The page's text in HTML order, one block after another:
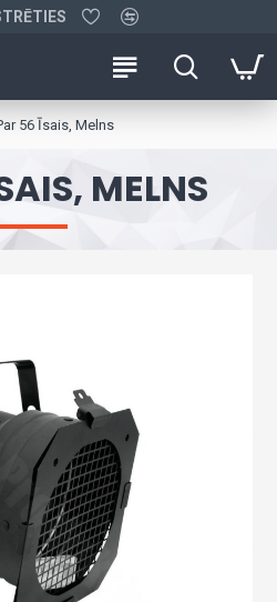
56 Īsais, Melns
MELNS